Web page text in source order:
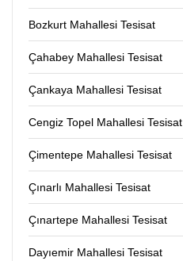
Bozkurt Mahallesi Tesisat
Çahabey Mahallesi Tesisat
Çankaya Mahallesi Tesisat
Cengiz Topel Mahallesi Tesisat
Çimentepe Mahallesi Tesisat
Çınarlı Mahallesi Tesisat
Çınartepe Mahallesi Tesisat
Dayıemir Mahallesi Tesisat